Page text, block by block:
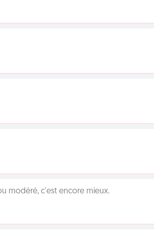
modéré, c'est encore mieux.